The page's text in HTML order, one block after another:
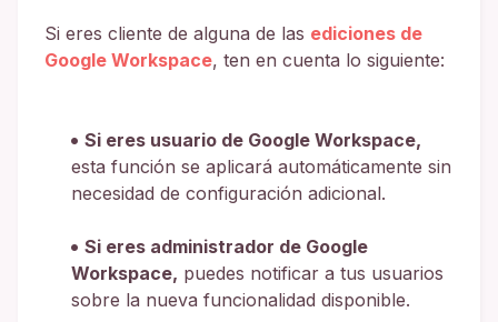
Si eres cliente de alguna de las ediciones de
Google Workspace, ten en cuenta lo siguiente:
Si eres usuario de Google Workspace,
esta función se aplicará automáticamente sin
necesidad de configuración adicional.
Si eres administrador de Google
Workspace, puedes notificar a tus usuarios
sobre la nueva funcionalidad disponible.